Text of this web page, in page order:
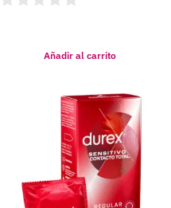
Añadir al carrito